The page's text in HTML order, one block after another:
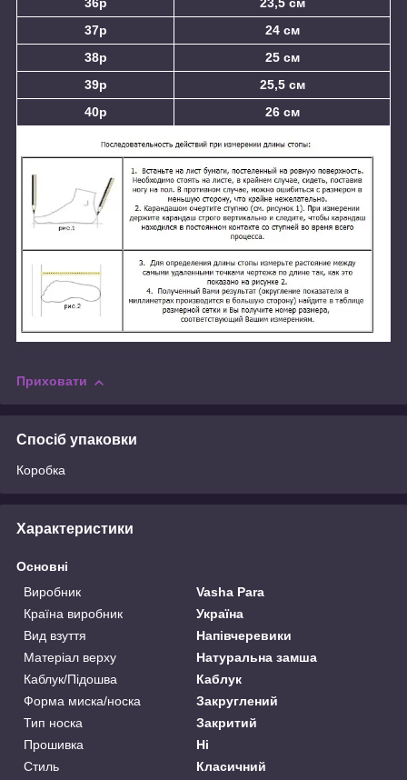
37р
24 см
38р
25 см
39р
25,5 см
40р
26 см
Приховати
Спосіб упаковки
Коробка
Характеристики
Основні
Виробник
Vasha Para
Країна виробник
Україна
Вид взуття
Напівчеревики
Матеріал верху
Натуральна замша
Каблук/Підошва
Каблук
Форма миска/носка
Закруглений
Тип носка
Закритий
Прошивка
Ні
Стиль
Класичний